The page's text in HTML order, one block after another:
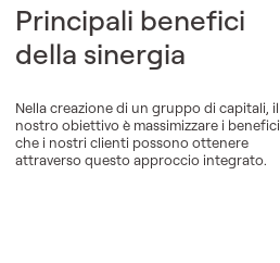
Principali benefici
della sinergia
Nella creazione di un gruppo di capitali, il
nostro obiettivo è massimizzare i benefici
che i nostri clienti possono ottenere
attraverso questo approccio integrato.